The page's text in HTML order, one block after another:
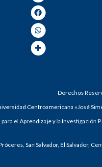
Derechos
Centroamericana «José
el Aprendizaje y la Investigación
San Salvador, El Salvador,